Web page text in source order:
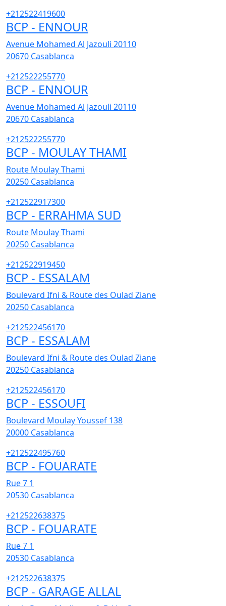
+212522419600
BCP - ENNOUR
Avenue Mohamed Al Jazouli 20110
20670 Casablanca
+212522255770
BCP - ENNOUR
Avenue Mohamed Al Jazouli 20110
20670 Casablanca
+212522255770
BCP - MOULAY THAMI
Route Moulay Thami
20250 Casablanca
+212522917300
BCP - ERRAHMA SUD
Route Moulay Thami
20250 Casablanca
+212522919450
BCP - ESSALAM
Boulevard Ifni & Route des Oulad Ziane
20250 Casablanca
+212522456170
BCP - ESSALAM
Boulevard Ifni & Route des Oulad Ziane
20250 Casablanca
+212522456170
BCP - ESSOUFI
Boulevard Moulay Youssef 138
20000 Casablanca
+212522495760
BCP - FOUARATE
Rue 7 1
20530 Casablanca
+212522638375
BCP - FOUARATE
Rue 7 1
20530 Casablanca
+212522638375
BCP - GARAGE ALLAL